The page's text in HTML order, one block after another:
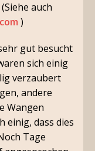
auch
)
gut besucht
sich einig
verzaubert
andere
Wangen
einig, dass dies
Tage